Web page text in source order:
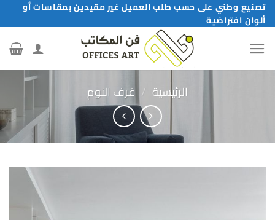
تخطي
للمحتوى
تصنيع وطني على حسب طلب العميل غير مقيدين بمقاسات أو
ألوان افتراضية
الرئيسية / غرف النوم